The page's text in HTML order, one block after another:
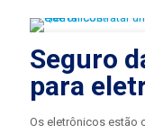
Seguro
para
Os eletrônicos estão